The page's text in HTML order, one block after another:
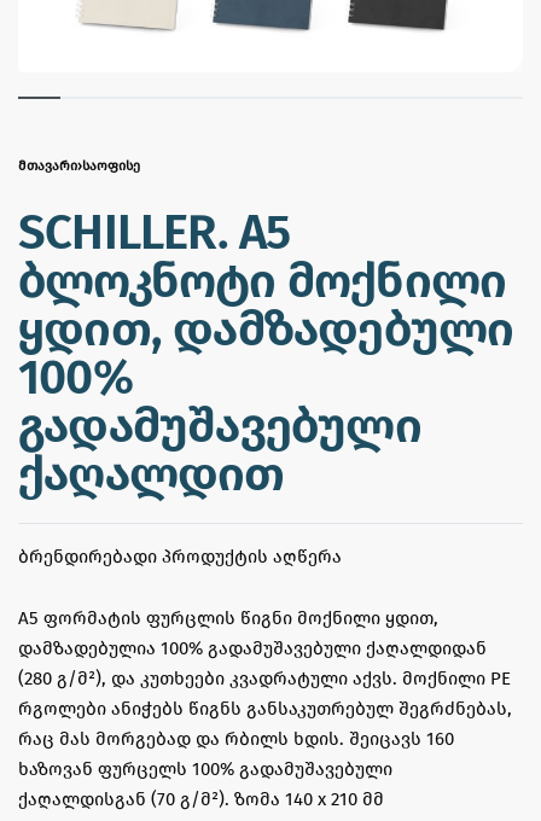
ᲛᲗᲐᲕᲐᲠᲘ›ᲡᲐᲝᲤᲘᲡᲔ
SCHILLER. A5
ბლოკნოტი მოქნილი
ყდით, დამზადებული
100%
გადამუშავებული
ქაღალდით
ᲑᲠᲔᲜᲓᲘᲠᲔᲑᲐᲓᲘ ᲞᲠᲝᲓᲣᲥᲢᲘᲡ ᲐᲦᲬᲔᲠᲐ
A5 ფორმატის ფურცლის წიგნი მოქნილი ყდით,
დამზადებულია 100% გადამუშავებული ქაღალდიდან
(280 გ/მ²), და კუთხეები კვადრატული აქვს. მოქნილი PE
რგოლები ანიჭებს წიგნს განსაკუთრებულ შეგრძნებას,
რაც მას მორგებად და რბილს ხდის. შეიცავს 160
ხაზოვან ფურცელს 100% გადამუშავებული
ქაღალდისგან (70 გ/მ²). ზომა 140 x 210 მმ